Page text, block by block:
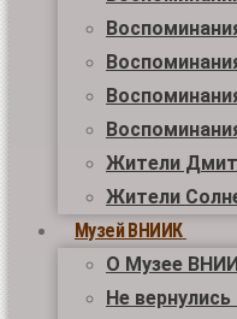
Жители
Жители
Музей ВНИИК
О Музее
Не